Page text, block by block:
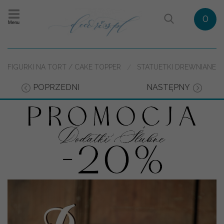
Menu 0
FIGURKI NA TORT / CAKE TOPPER STATUETKI DREWNIANE
POPRZEDNI NASTĘPNY